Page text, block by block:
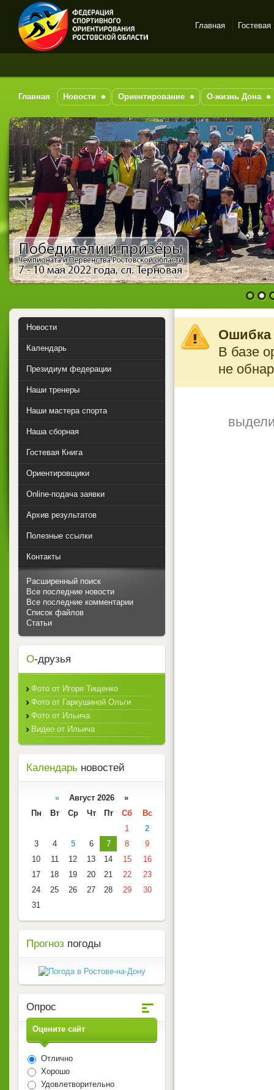
Спортивное
на-Дону
Главная Гостевая
Главная Новости Ориентирование О-жизнь Дона
1 2
Ошибка
В базе
не
Новости
Календарь
Президиум федерации
Наши тренеры
Наши мастера спорта
Наша сборная
Гостевая Книга
Ориентировщики
Online-подача заявки
Архив результатов
Полезные ссылки
Контакты
Расширенный поиск
Все последние новости
Все последние комментарии
Список файлов
Статьи
О-друзья
Фото от Игоря Тищенко
Фото от Гаркушиной Ольги
Фото от Ильича
Видео от Ильича
Календарь новостей
« Август 2026 »
Пн
Вт Ср Чт Пт Сб
Вс
1
2
3
4 5 6 7 8
9
10
11 12 13 14 15
16
17
18 19 20 21 22
23
24
25 26 27 28 29
30
31
Прогноз погоды
Опрос
Оцените сайт
Отлично
Хорошо
Удовлетворительно